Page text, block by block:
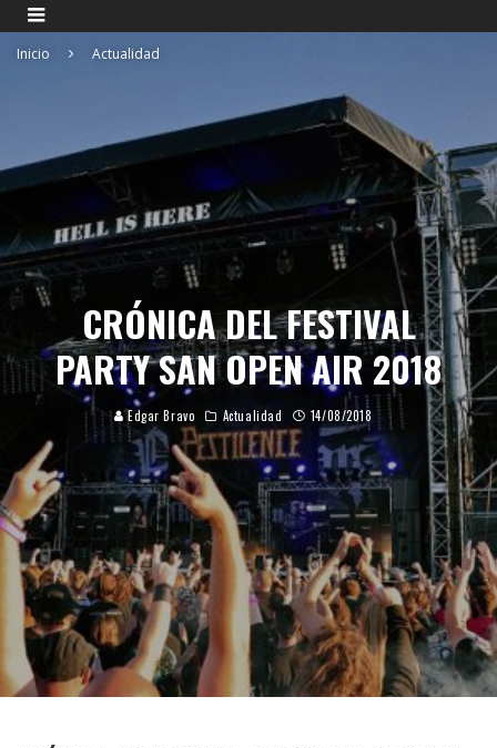
Inicio Actualidad
CRÓNICA DEL FESTIVAL
PARTY SAN OPEN AIR 2018
Edgar Bravo Actualidad 14/08/2018